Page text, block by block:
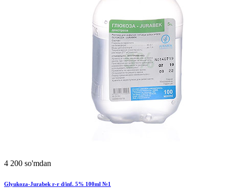
4 200 so'mdan
Glyukoza-Jurabek r-r d/inf. 5% 100ml №1